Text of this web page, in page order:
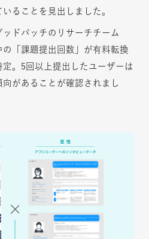
ることを見出しました。
ドパッチのリサーチチーム
「課題提出回数」が有料転換
。5回以上提出したユーザーは
があることが確認されまし